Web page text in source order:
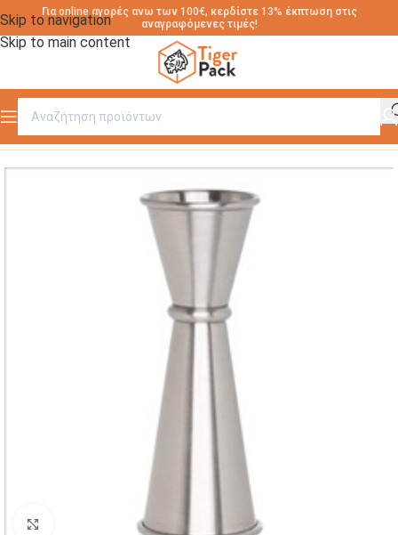
Skip to navigation
Skip to main content
Για online αγορές ανω των 100€, κερδίστε 13% έκπτωση στις
αναγραφόμενες τιμές!
Αρχική σελίδα / ΕΙΔΗ ΚΑΦΕ ΜΠΑΡ
Click to enlarge